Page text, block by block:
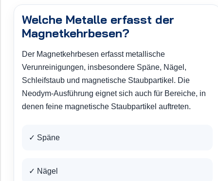
Welche Metalle erfasst der
Magnetkehrbesen?
Der Magnetkehrbesen erfasst metallische
Verunreinigungen, insbesondere Späne, Nägel,
Schleifstaub und magnetische Staubpartikel. Die
Neodym-Ausführung eignet sich auch für Bereiche, in
denen feine magnetische Staubpartikel auftreten.
✓ Späne
✓ Nägel